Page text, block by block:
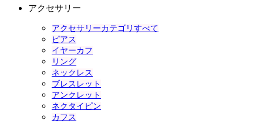
アクセサリー
アクセサリーカテゴリすべて
ピアス
イヤーカフ
リング
ネックレス
ブレスレット
アンクレット
ネクタイピン
カフス